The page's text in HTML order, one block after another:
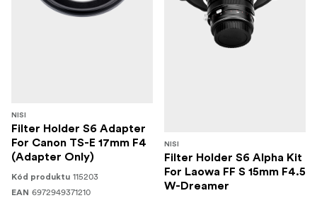
NISI
Filter Holder S6 Adapter
For Canon TS-E 17mm F4
(Adapter Only)
Kód produktu 115203
EAN 6972949371210
NISI
Filter Holder S6 Alpha Kit
For Laowa FF S 15mm F4.5
W-Dreamer